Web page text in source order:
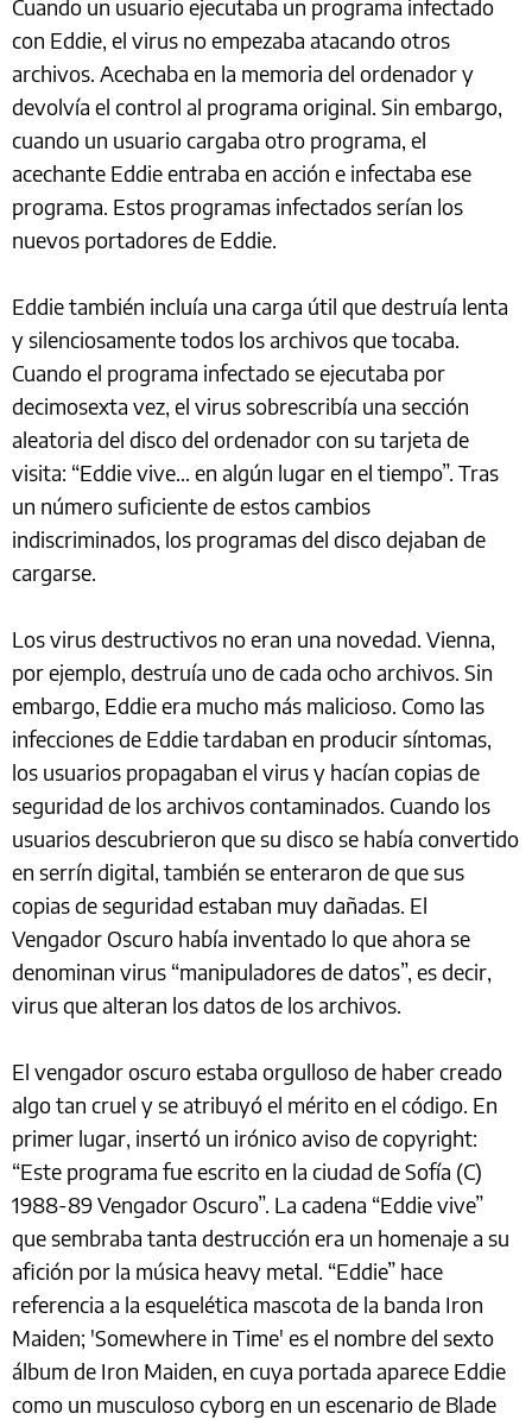
Cuando un usuario ejecutaba un programa infectado
con Eddie, el virus no empezaba atacando otros
archivos. Acechaba en la memoria del ordenador y
devolvía el control al programa original. Sin embargo,
cuando un usuario cargaba otro programa, el
acechante Eddie entraba en acción e infectaba ese
programa. Estos programas infectados serían los
nuevos portadores de Eddie.
Eddie también incluía una carga útil que destruía lenta
y silenciosamente todos los archivos que tocaba.
Cuando el programa infectado se ejecutaba por
decimosexta vez, el virus sobrescribía una sección
aleatoria del disco del ordenador con su tarjeta de
visita: “Eddie vive... en algún lugar en el tiempo”. Tras
un número suficiente de estos cambios
indiscriminados, los programas del disco dejaban de
cargarse.
Los virus destructivos no eran una novedad. Vienna,
por ejemplo, destruía uno de cada ocho archivos. Sin
embargo, Eddie era mucho más malicioso. Como las
infecciones de Eddie tardaban en producir síntomas,
los usuarios propagaban el virus y hacían copias de
seguridad de los archivos contaminados. Cuando los
usuarios descubrieron que su disco se había convertido
en serrín digital, también se enteraron de que sus
copias de seguridad estaban muy dañadas. El
Vengador Oscuro había inventado lo que ahora se
denominan virus “manipuladores de datos”, es decir,
virus que alteran los datos de los archivos.
El vengador oscuro estaba orgulloso de haber creado
algo tan cruel y se atribuyó el mérito en el código. En
primer lugar, insertó un irónico aviso de copyright:
“Este programa fue escrito en la ciudad de Sofía (C)
1988-89 Vengador Oscuro”. La cadena “Eddie vive”
que sembraba tanta destrucción era un homenaje a su
afición por la música heavy metal. “Eddie” hace
referencia a la esquelética mascota de la banda Iron
Maiden; 'Somewhere in Time' es el nombre del sexto
álbum de Iron Maiden, en cuya portada aparece Eddie
como un musculoso cyborg en un escenario de Blade